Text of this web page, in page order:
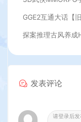
发表评论